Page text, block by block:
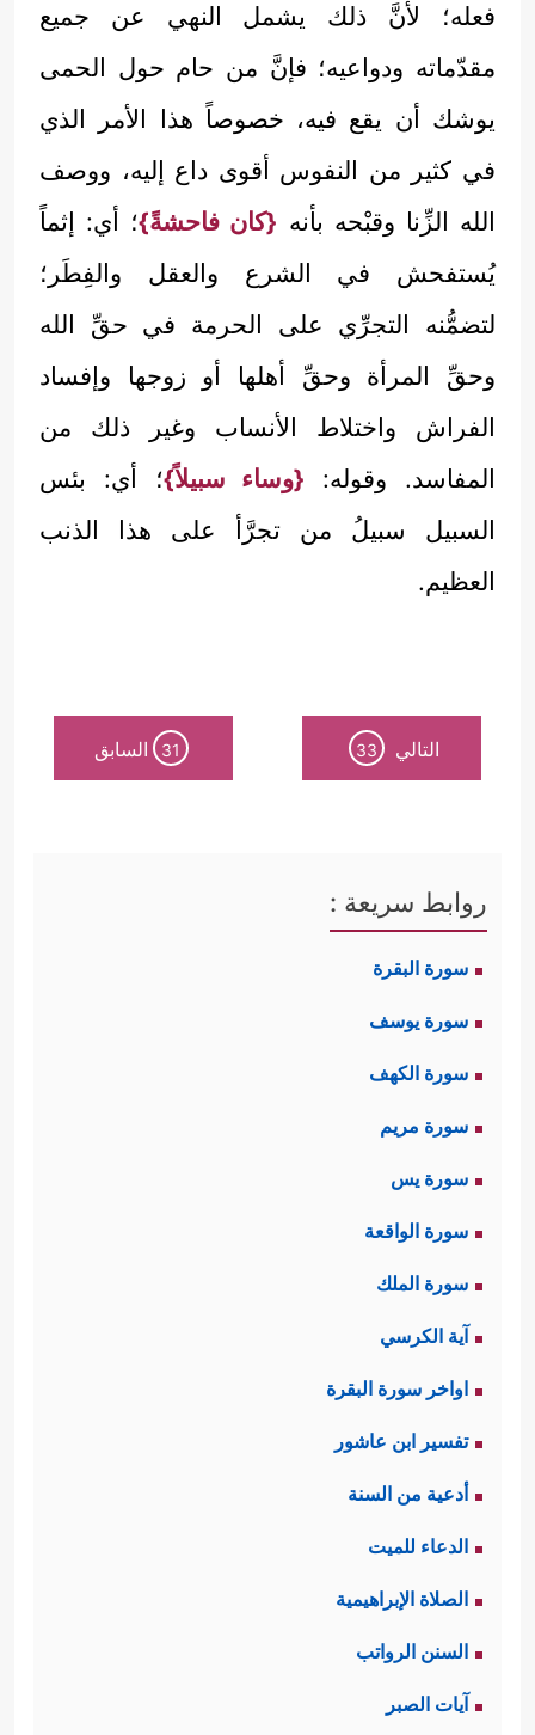
فعله؛ لأنَّ ذلك يشمل النهي عن جميع
مقدّماته ودواعيه؛ فإنَّ من حام حول الحمى
يوشك أن يقع فيه، خصوصاً هذا الأمر الذي
في كثير من النفوس أقوى داع إليه، ووصف
الله الزِّنا وقبْحه بأنه {كان فاحشةً}؛ أي: إثماً
يُستفحش في الشرع والعقل والفِطَر؛
لتضمُّنه التجرِّي على الحرمة في حقِّ الله
وحقِّ المرأة وحقِّ أهلها أو زوجها وإفساد
الفراش واختلاط الأنساب وغير ذلك من
المفاسد. وقوله: {وساء سبيلاً}؛ أي: بئس
السبيل سبيلُ من تجرَّأ على هذا الذنب
العظيم.
التالي 33
31 السابق
روابط سريعة :
سورة البقرة
سورة يوسف
سورة الكهف
سورة مريم
سورة يس
سورة الواقعة
سورة الملك
آية الكرسي
اواخر سورة البقرة
تفسير ابن عاشور
أدعية من السنة
الدعاء للميت
الصلاة الإبراهيمية
السنن الرواتب
آيات الصبر